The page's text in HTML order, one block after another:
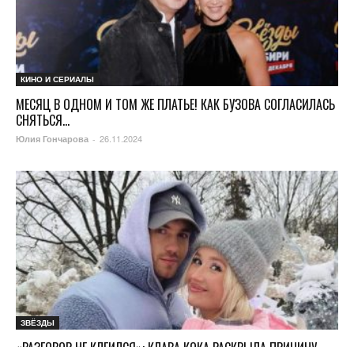
КИНО И СЕРИАЛЫ
МЕСЯЦ В ОДНОМ И ТОМ ЖЕ ПЛАТЬЕ! КАК БУЗОВА СОГЛАСИЛАСЬ
СНЯТЬСЯ...
Юлия Гончарова - 26.11.2024
ЗВЁЗДЫ